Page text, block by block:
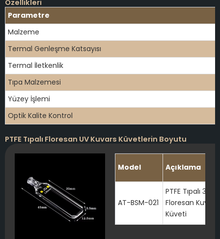
Özellikleri
Parametre
Malzeme
Termal Genleşme Katsayısı
Termal İletkenlik
Tıpa Malzemesi
Yüzey İşlemi
Optik Kalite Kontrol
PTFE Tıpalı Floresan UV Kuvars Küvetlerin Boyutu
Model Açıklama
AT-BSM-021
PTFE Tıpalı 350μl
Floresan Kuvars
Küveti